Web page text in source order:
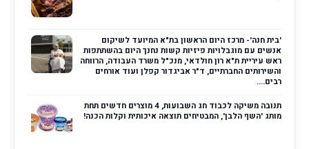
'בית חנה'- מרכז היום הראשון בת"א המיועד לשיקום
אנשים עם מוגבלויות פיזיות קשות נחנך היום בהשתתפות
ראש עיריית ת"א רון חולדאי, מנכ"ל משרד העבודה, הרווחה
והשירותים החברתיים, ד"ר אביגדור קפלן ועוד אורחים
רבים....
תנובה משיקה לכבוד חג השבועות, 4 מוצרים חדשים תחת
מותג 'השף הלבן', המבטיחים תוצאה איכותית וקלות הכנה!